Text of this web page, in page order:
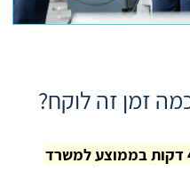
זמן זה לוקח?
ניקיון משרדים בשרון לוקח כ-45 דקות בממוצע למשרד